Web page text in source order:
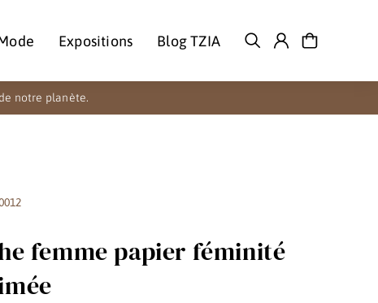
Expositions Blog TZIA
notre planète.
femme papier féminité